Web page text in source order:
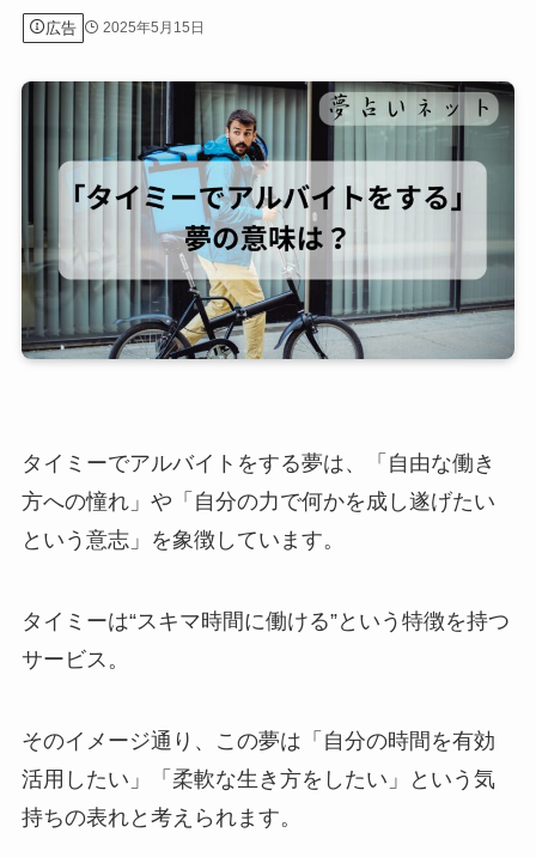
広告 2025年5月15日
タイミーでアルバイトをする夢は、「自由な働き
方への憧れ」や「自分の力で何かを成し遂げたい
という意志」を象徴しています。
タイミーは“スキマ時間に働ける”という特徴を持つ
サービス。
そのイメージ通り、この夢は「自分の時間を有効
活用したい」「柔軟な生き方をしたい」という気
持ちの表れと考えられます。